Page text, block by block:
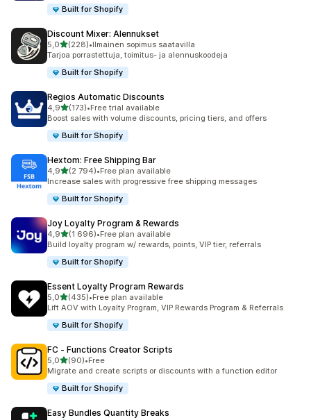
Built for Shopify
Discount Mixer: Alennukset
5,0/ 5 tähteä
(228)
228 arvostelua yhteensä
•Ilmainen sopimus saatavilla
Tarjoa porrastettuja, toimitus- ja alennuskoodeja
Built for Shopify
Regios Automatic Discounts
4,9/ 5 tähteä
(173)
173 arvostelua yhteensä
•Free trial available
Boost sales with volume discounts, pricing tiers, and offers
Built for Shopify
Hextom: Free Shipping Bar
4,9/ 5 tähteä
(2 794)
2794 arvostelua yhteensä
•Free plan available
Increase sales with progressive free shipping messages
Built for Shopify
Joy Loyalty Program & Rewards
4,9/ 5 tähteä
(1 696)
1696 arvostelua yhteensä
•Free plan available
Build loyalty program w/ rewards, points, VIP tier, referrals
Built for Shopify
Essent Loyalty Program Rewards
5,0/ 5 tähteä
(435)
435 arvostelua yhteensä
•Free plan available
Lift AOV with Loyalty Program, VIP Rewards Program & Referrals
Built for Shopify
FC ‑ Functions Creator Scripts
5,0/ 5 tähteä
(90)
90 arvostelua yhteensä
•Free
Migrate and create scripts or discounts with a function editor
Built for Shopify
Easy Bundles Quantity Breaks